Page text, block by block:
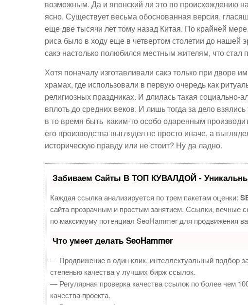
возможным. Да и японский ли это по происхождению
ясно. Существует весьма обоснованная версия,
еще две тысячи лет тому назад Китая. По крайней
риса было в ходу еще в четвертом столетии до
сакэ настолько полюбился местным жителям, что
Хотя поначалу изготавливали сакэ только при дворе
храмах, где использовали в первую очередь как
религиозных праздниках. И длилась такая социально-
вплоть до средних веков. И лишь тогда за дело
в то время быть каким-то особо одаренным
его производства выглядел не просто иначе, а
историческую правду или не стоит? Ну да ладно.
Забиваем Сайты В ТОП КУВАЛДОЙ -
Каждая ссылка анализируется по трем пакетам оценки:
сайта прозрачным и простым занятием. Ссылки, вечные
по максимуму потенциал SeoHammer для продвижения
Что умеет делать SeoHammer
— Продвижение в один клик, интеллектуальный подбор
степенью качества у лучших бирж ссылок.
— Регулярная проверка качества ссылок по более чем
качества проекта.